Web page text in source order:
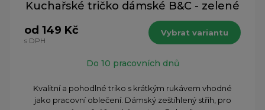
Kuchařské tričko dámské B&C - zelené
od 149 Kč
s DPH
Vybrat variantu
Do 10 pracovních dnů
Kvalitní a pohodlné triko s krátkým rukávem vhodné
jako pracovní oblečení. Dámský zeštíhlený střih, pro